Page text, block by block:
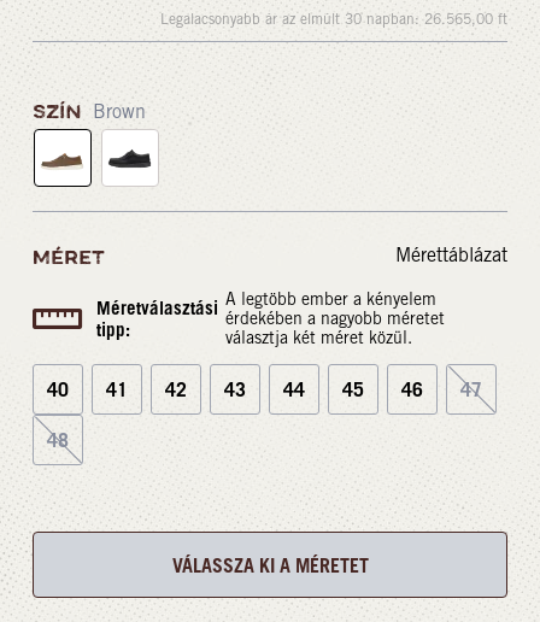
Legalacsonyabb ár az elmúlt 30 napban:26.565,00 ft
SZÍN Brown
MÉRET Mérettáblázat
Méretválasztási
tipp:
A legtöbb ember a kényelem
érdekében a nagyobb méretet
választja két méret közül.
40 41 42 43 44 45 46 47
48
VÁLASSZA KI A MÉRETET